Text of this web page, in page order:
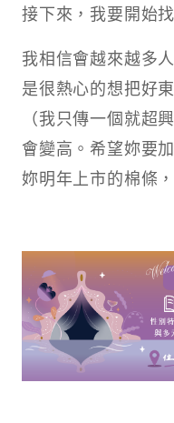
接下來，我要開始
我相信會越來越多
是很熱心的想把好
（我只傳一個就超
會變高。希望妳要
妳明年上市的棉條